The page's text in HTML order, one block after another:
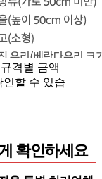
격별 금액
할 수 있습
확인하세요